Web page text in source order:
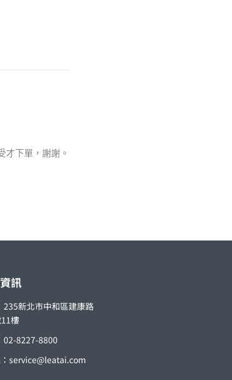
才下單，謝謝。
訊
235新北市中和區建康路
樓
02-8227-8800
service@leatai.com